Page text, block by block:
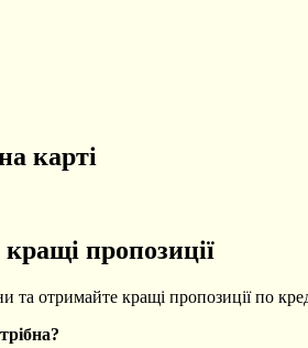
карті
пропозиції
та отримайте кращі пропозиції по